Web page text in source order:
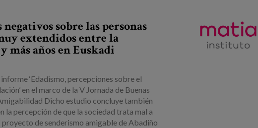
sobre las personas
extendidos entre la
más años en Euskadi
‘Edadismo, percepciones sobre el
en el marco de la V Jornada de Buenas
Dicho estudio concluye también
la percepción de que la sociedad trata mal a
proyecto de senderismo amigable de Abadiño